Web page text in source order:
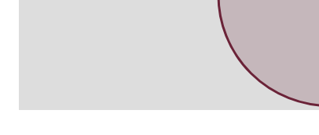
Pour encore plus de confort, l'appartement dispose de la
modernes comme un lave-vaisselle et d'un lave linge.
Pour couronner le tout, cet appartement rare inclut un
Entre confort, modernité et emplacement exceptionnel,